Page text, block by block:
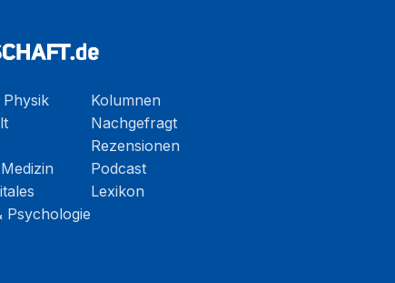
Psychologie
Kolumnen
Nachgefragt
Rezensionen
Podcast
Lexikon